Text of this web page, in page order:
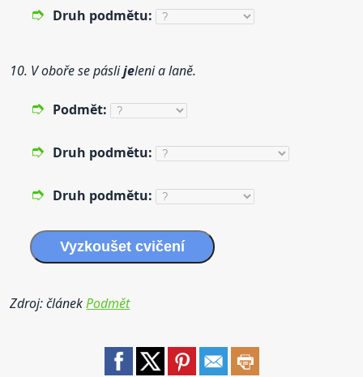
Druh podmětu:
10. V oboře se páslijeleni a laně.
Podmět:
Druh podmětu:
Druh podmětu:
Vyzkoušet cvičení
Zdroj: článekPodmět